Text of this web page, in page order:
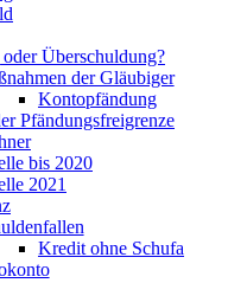
Überschuldung?
der Gläubiger
Kontopfändung
Pfändungsfreigrenze
bis 2020
2021
Kredit ohne Schufa